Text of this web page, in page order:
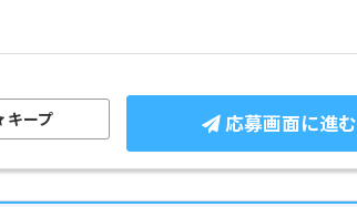
応募画面に進む
キープ